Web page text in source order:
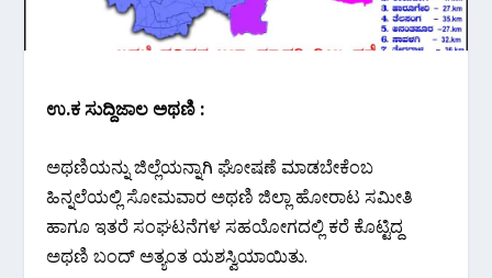
ಉ.ಕ ಸುದ್ದಿಜಾಲ ಅಥಣಿ :
ಅಥಣಿಯನ್ನು ಜಿಲ್ಲೆಯನ್ನಾಗಿ ಘೋಷಣೆ ಮಾಡಬೇಕೆಂಬ
ಹಿನ್ನಲೆಯಲ್ಲಿ ಸೋಮವಾರ ಅಥಣಿ ಜಿಲ್ಲಾ ಹೋರಾಟ ಸಮೀತಿ
ಹಾಗೂ ಇತರೆ ಸಂಘಟನೆಗಳ ಸಹಯೋಗದಲ್ಲಿ ಕರೆ ಕೊಟ್ಟಿದ್ದ
ಅಥಣಿ ಬಂದ್ ಅತ್ಯಂತ ಯಶಸ್ವಿಯಾಯಿತು.